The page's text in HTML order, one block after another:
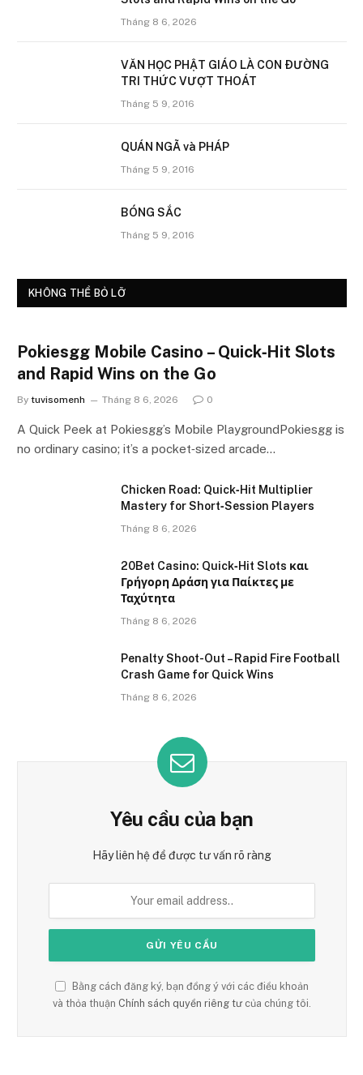
Tháng 8 6, 2026
VĂN HỌC PHẬT GIÁO LÀ CON ÐƯỜNG
TRI THỨC VƯỢT THOÁT
Tháng 5 9, 2016
QUÁN NGÃ và PHÁP
Tháng 5 9, 2016
BÓNG SẮC
Tháng 5 9, 2016
KHÔNG THỂ BỎ LỠ
Pokiesgg Mobile Casino – Quick‑Hit Slots
and Rapid Wins on the Go
By tuvisomenh Tháng 8 6, 2026 0
A Quick Peek at Pokiesgg’s Mobile PlaygroundPokiesgg is
no ordinary casino; it’s a pocket‑sized arcade…
Chicken Road: Quick‑Hit Multiplier
Mastery for Short‑Session Players
Tháng 8 6, 2026
20Bet Casino: Quick‑Hit Slots και
Γρήγορη Δράση για Παίκτες με
Ταχύτητα
Tháng 8 6, 2026
Penalty Shoot-Out – Rapid Fire Football
Crash Game for Quick Wins
Tháng 8 6, 2026
Yêu cầu của bạn
Hãy liên hệ để được tư vấn rõ ràng
Bằng cách đăng ký, bạn đồng ý với các điều khoản
và thỏa thuận Chính sách quyền riêng tư của chúng tôi.